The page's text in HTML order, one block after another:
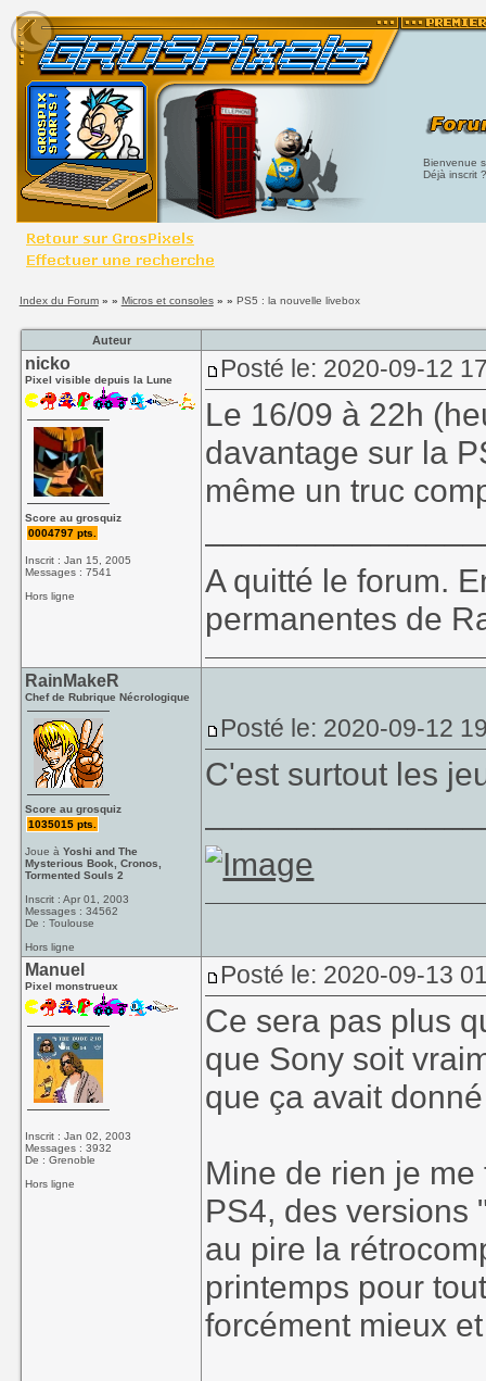
Bienvenue
Déjà inscrit
Index du Forum» » Micros et consoles» » PS5 : la nouvelle livebox
Auteur
nicko
Pixel visible depuis la Lune
Score au grosquiz
0004797 pts.
Inscrit : Jan 15, 2005
Messages : 7541
Hors ligne
Posté le: 2020-09-12
Le 16/09 à 22h
davantage sur la
même un truc
A quitté le forum.
permanentes de
RainMakeR
Chef de Rubrique Nécrologique
Score au grosquiz
1035015 pts.
Joue àYoshi and The
Mysterious Book, Cronos,
Tormented Souls 2
Inscrit : Apr 01, 2003
Messages : 34562
De : Toulouse
Hors ligne
Posté le: 2020-09-12
C'est surtout les
Manuel
Pixel monstrueux
Inscrit : Jan 02, 2003
Messages : 3932
De : Grenoble
Hors ligne
Posté le: 2020-09-13
Ce sera pas plus
que Sony soit
que ça avait
Mine de rien je
PS4, des versions
au pire la
printemps pour
forcément mieux